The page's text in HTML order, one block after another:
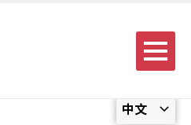
中文
Menu